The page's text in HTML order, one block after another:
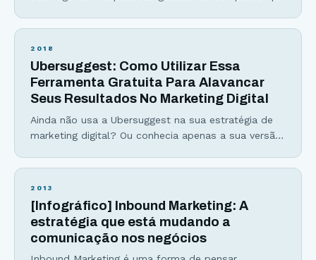
é bem melhor aceito se a oferta for feita baseada
2018
Ubersuggest: Como Utilizar Essa
Ferramenta Gratuita Para Alavancar
Seus Resultados No Marketing Digital
Ainda não usa a Ubersuggest na sua estratégia de
marketing digital? Ou conhecia apenas a sua versão
lado? Seja qual for a resposta, este é um bom
principais figuras do marketing digital
2013
[Infográfico] Inbound Marketing: A
estratégia que está mudando a
comunicação nos negócios